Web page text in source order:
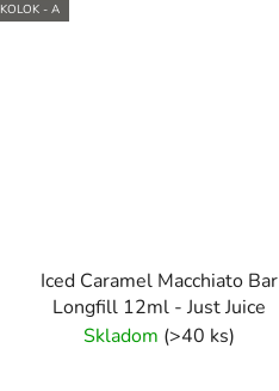
KOLOK - A
Iced Caramel Macchiato Bar
Longfill 12ml - Just Juice
Skladom (>40 ks)